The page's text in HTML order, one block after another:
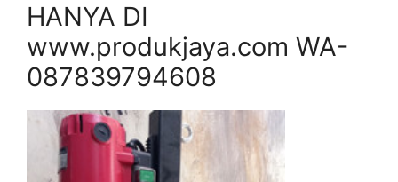
HANYA DI
www.produkjaya.com WA-
087839794608